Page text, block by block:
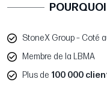
StoneX Group – Coté
Membre de la LBMA
Plus de 100 000